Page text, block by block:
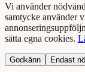
Vi använder
samtycke använder
sätta egna cookies.
Godkänn Endast